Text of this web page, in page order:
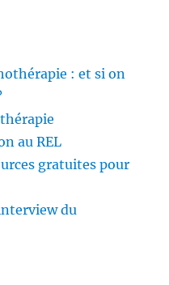
: et si on
au REL
gratuites pour
du